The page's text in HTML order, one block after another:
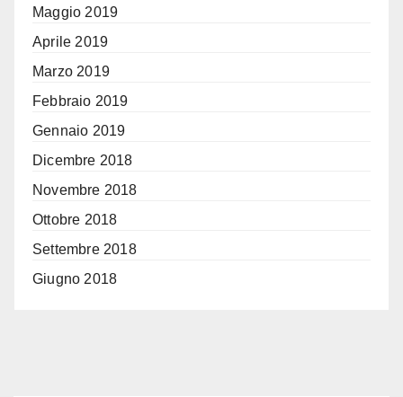
Maggio 2019
Aprile 2019
Marzo 2019
Febbraio 2019
Gennaio 2019
Dicembre 2018
Novembre 2018
Ottobre 2018
Settembre 2018
Giugno 2018